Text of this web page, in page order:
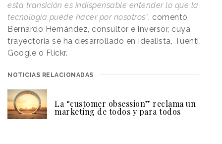
esta transición es indispensable entender lo que la
tecnología puede hacer por nosotros” , comentó
Bernardo Hernández, consultor e inversor, cuya
trayectoria se ha desarrollado en Idealista, Tuenti,
Google o Flickr.
NOTICIAS RELACIONADAS
La “customer obsession” reclama un
marketing de todos y para todos